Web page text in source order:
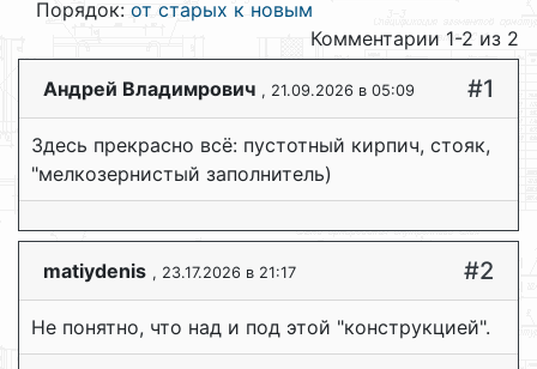
Порядок: от старых к новым
Комментарии 1-2 из 2
Андрей Владимрович , 21.09.2026 в 05:09 #1
Здесь прекрасно всё: пустотный кирпич, стояк,
"мелкозернистый заполнитель)
matiydenis , 23.17.2026 в 21:17 #2
Не понятно, что над и под этой "конструкцией".